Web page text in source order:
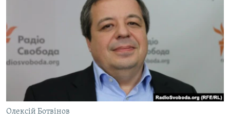
ВІДЕОУРОКИ «ELIFBE»
СВІДЧЕННЯ ОКУПАЦІЇ
УКРАЇНСЬКА ПРОБЛЕМА КРИМУ
ІНФОГРАФІКА
ЯК ОБІЙТИ БЛОКУВАННЯ
Русский
Qırımtatar
ДОЛУЧАЙСЯ!
Олексій Ботвінов